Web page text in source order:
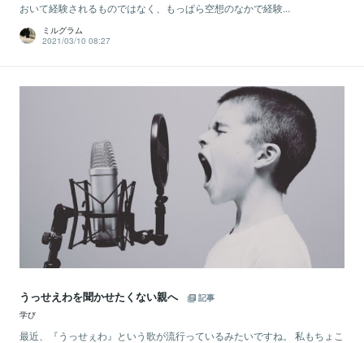
おいて経験されるものではなく、もっぱら空想のなかで経験...
ミルグラム
2021/03/10 08:27
うっせえわを聞かせたくない親へ
記事
学び
最近、『うっせぇわ』という歌が流行っているみたいですね。 私もちょこ